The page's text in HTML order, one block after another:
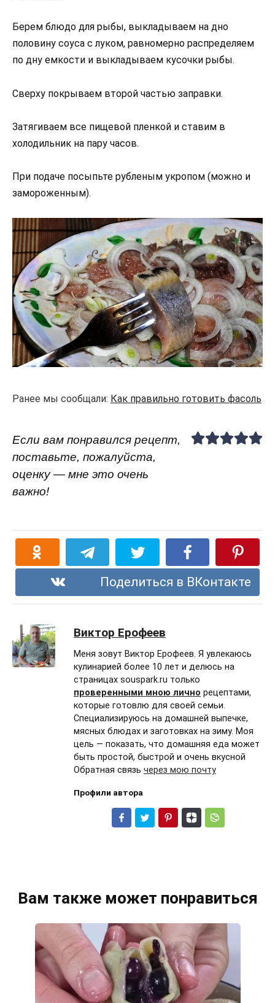
Берем блюдо для рыбы, выкладываем на дно
половину соуса с луком, равномерно распределяем
по дну емкости и выкладываем кусочки рыбы.
Сверху покрываем второй частью заправки.
Затягиваем все пищевой пленкой и ставим в
холодильник на пару часов.
При подаче посыпьте рубленым укропом (можно и
замороженным).
Ранее мы сообщали: Как правильно готовить фасоль
Если вам понравился рецепт,
поставьте, пожалуйста,
оценку — мне это очень
важно!
Поделиться в ВКонтакте
Виктор Ерофеев
Меня зовут Виктор Ерофеев. Я увлекаюсь
кулинарией более 10 лет и делюсь на
страницах souspark.ru только
проверенными мною лично рецептами,
которые готовлю для своей семьи.
Специализируюсь на домашней выпечке,
мясных блюдах и заготовках на зиму. Моя
цель — показать, что домашняя еда может
быть простой, быстрой и очень вкусной
Обратная связь через мою почту
Профили автора
Вам также может понравиться